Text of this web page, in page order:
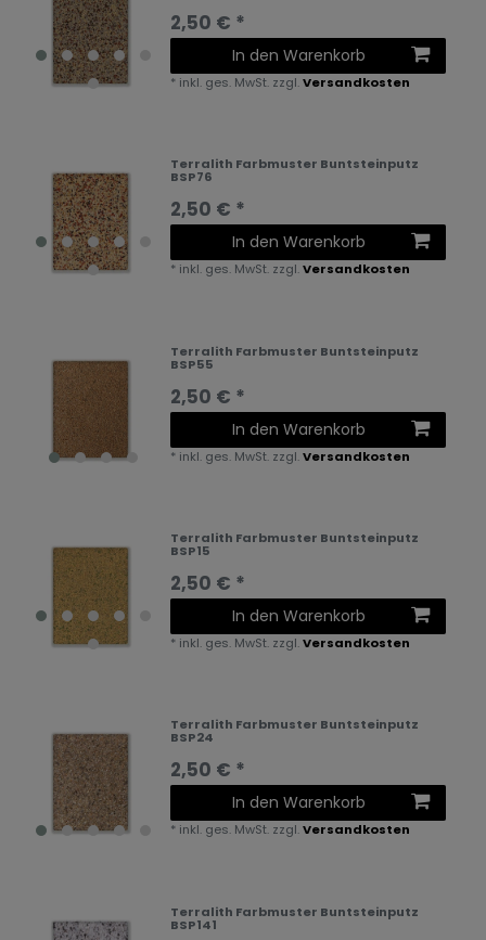
2,50 € *
In den Warenkorb
* inkl. ges. MwSt. zzgl.Versandkosten
Terralith Farbmuster Buntsteinputz
BSP76
2,50 € *
In den Warenkorb
* inkl. ges. MwSt. zzgl.Versandkosten
Terralith Farbmuster Buntsteinputz
BSP55
2,50 € *
In den Warenkorb
* inkl. ges. MwSt. zzgl.Versandkosten
Terralith Farbmuster Buntsteinputz
BSP15
2,50 € *
In den Warenkorb
* inkl. ges. MwSt. zzgl.Versandkosten
Terralith Farbmuster Buntsteinputz
BSP24
2,50 € *
In den Warenkorb
* inkl. ges. MwSt. zzgl.Versandkosten
Terralith Farbmuster Buntsteinputz
BSP141